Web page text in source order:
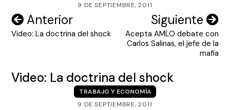
VIDEOS
9 DE SEPTIEMBRE, 2011
Navegación
de
Anterior
Video: La doctrina del shock
Siguiente
Acepta AMLO debate con
Carlos Salinas, el jefe de la
mafia
Video: La doctrina del shock
TRABAJO Y ECONOMÍA
9 DE SEPTIEMBRE, 2011